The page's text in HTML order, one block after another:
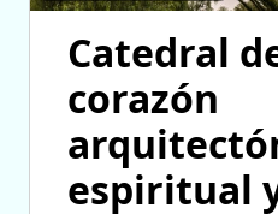
Catedral
corazón
espiritual